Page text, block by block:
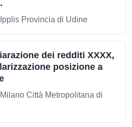
Provincia di Udine
dei redditi XXXX,
posizione a
Città Metropolitana di